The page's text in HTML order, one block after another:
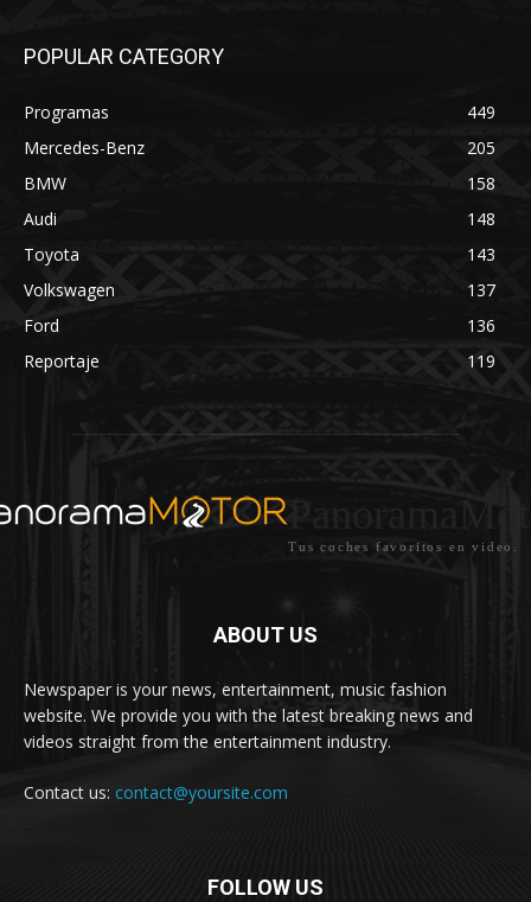
POPULAR CATEGORY
Programas
449
Mercedes-Benz
205
BMW
158
Audi
148
Toyota
143
Volkswagen
137
Ford
136
Reportaje
119
Tus coches favoritos en video.
ABOUT US
Newspaper is your news, entertainment, music fashion
website. We provide you with the latest breaking news and
videos straight from the entertainment industry.
Contact us: contact@yoursite.com
FOLLOW US